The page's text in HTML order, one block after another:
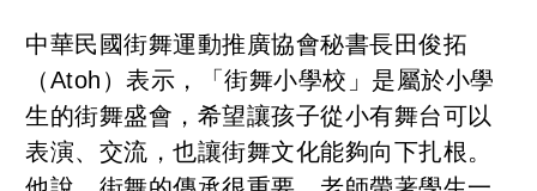
中華民國街舞運動推廣協會秘書長田俊拓
（Atoh）表示，「街舞小學校」是屬於小學
生的街舞盛會，希望讓孩子從小有舞台可以
表演、交流，也讓街舞文化能夠向下扎根。